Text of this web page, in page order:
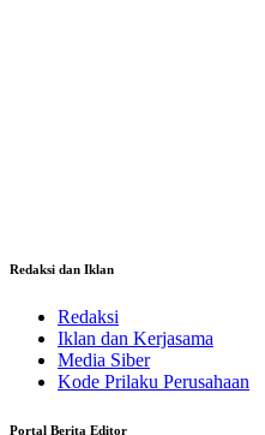
Redaksi dan Iklan
Redaksi
Iklan dan Kerjasama
Media Siber
Kode Prilaku Perusahaan
Portal Berita Editor